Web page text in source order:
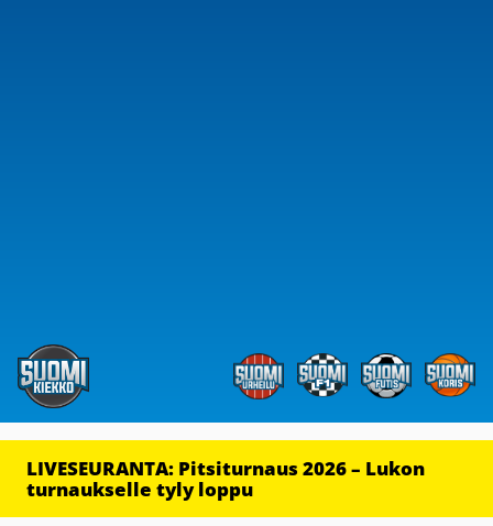
LIVESEURANTA: Pitsiturnaus 2026 – Lukon
turnaukselle tyly loppu